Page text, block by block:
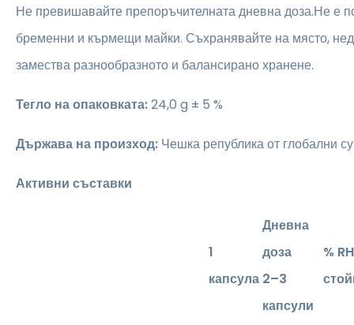
Не превишавайте препоръчителната дневна доза.Не е
бременни и кърмещи майки. Съхранявайте на място,
замества разнообразното и балансирано хранене.
Тегло на опаковката:24,0 g ± 5 %
Държава на произход: Чешка република от глобални
Активни съставки
1
капсула
Дневна
доза
2–3
капсули
%